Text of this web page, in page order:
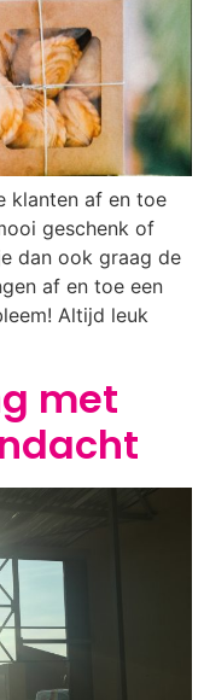
klanten af en toe
geschenk of
dan ook graag de
af en toe een
Altijd leuk
met